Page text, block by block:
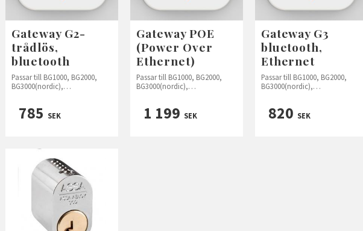
Gateway G2-
trådlös,
bluetooth
Passar till BG1000, BG2000,
BG3000(nordic),
785 SEK
Gateway POE
(Power Over
Ethernet)
Passar till BG1000, BG2000,
BG3000(nordic),
1 199 SEK
Gateway G3
bluetooth,
Ethernet
Passar till BG1000, BG2000,
BG3000(nordic),
820 SEK